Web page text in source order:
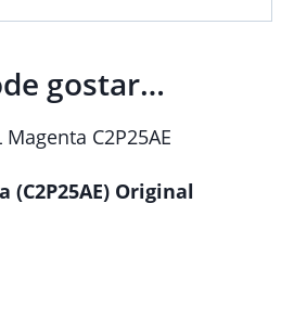
gostar…
(C2P25AE) Original